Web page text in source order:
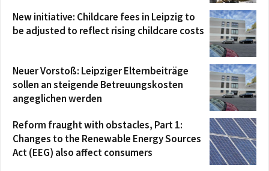
New initiative: Childcare fees in Leipzig to
be adjusted to reflect rising childcare costs
Neuer Vorstoß: Leipziger Elternbeiträge
sollen an steigende Betreuungskosten
angeglichen werden
Reform fraught with obstacles, Part 1:
Changes to the Renewable Energy Sources
Act (EEG) also affect consumers